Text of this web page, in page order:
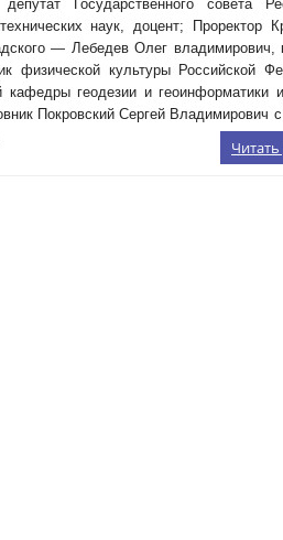
Государственного совета
наук, доцент; Проректор
— Лебедев Олег владимирович,
физической культуры Российской
геодезии и геоинформатики
Покровский Сергей Владимирович
Читать